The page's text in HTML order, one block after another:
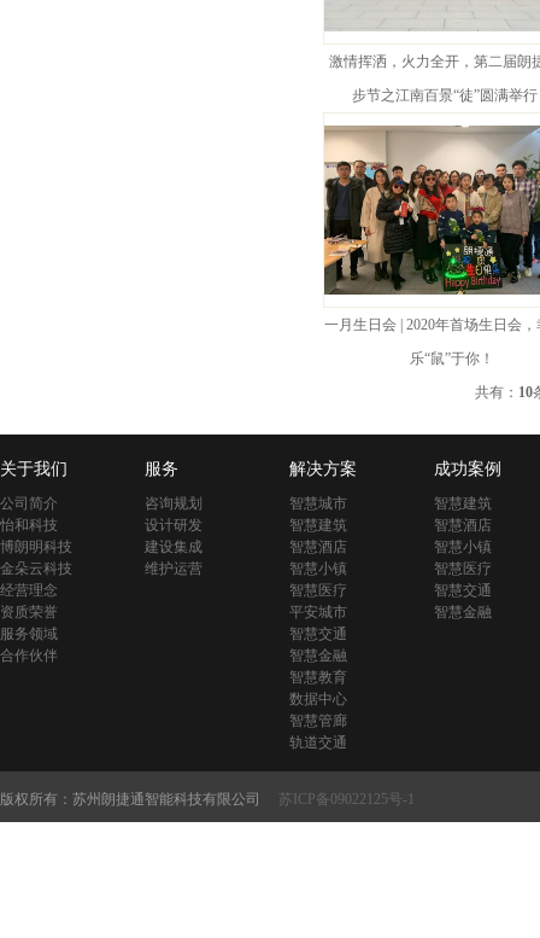
激情挥洒，火力全开，第二届朗
步节之江南百景“徒”圆满举
一月生日会 | 2020年首场生日会
乐“鼠”于你！
共有： 10
关于我们
公司简介
怡和科技
博朗明科技
金朵云科技
经营理念
资质荣誉
服务领域
合作伙伴
服务
咨询规划
设计研发
建设集成
维护运营
解决方案
智慧城市
智慧建筑
智慧酒店
智慧小镇
智慧医疗
平安城市
智慧交通
智慧金融
智慧教育
数据中心
智慧管廊
轨道交通
成功案例
智慧建筑
智慧酒店
智慧小镇
智慧医疗
智慧交通
智慧金融
版权所有：苏州朗捷通智能科技有限公司 苏ICP备09022125号-1